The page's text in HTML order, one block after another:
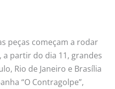
peças começam a rodar
partir do dia 11, grandes
Rio de Janeiro e Brasília
“O Contragolpe”,